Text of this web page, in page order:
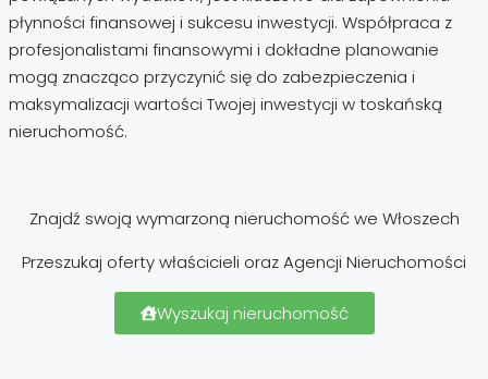
płynności finansowej i sukcesu inwestycji. Współpraca z
profesjonalistami finansowymi i dokładne planowanie
mogą znacząco przyczynić się do zabezpieczenia i
maksymalizacji wartości Twojej inwestycji w toskańską
nieruchomość.
Znajdź swoją wymarzoną nieruchomość we Włoszech
Przeszukaj oferty właścicieli oraz Agencji Nieruchomości
Wyszukaj nieruchomość